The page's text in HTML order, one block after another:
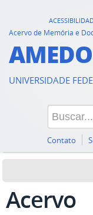
Acervo de Memória e
UNIVERSIDADE
Contato
Acervo